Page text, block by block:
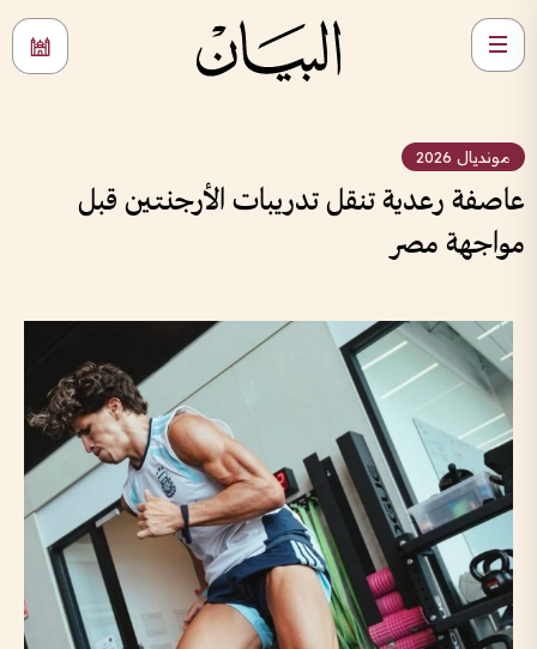
مونديال 2026
عاصفة رعدية تنقل تدريبات الأرجنتين قبل
مواجهة مصر